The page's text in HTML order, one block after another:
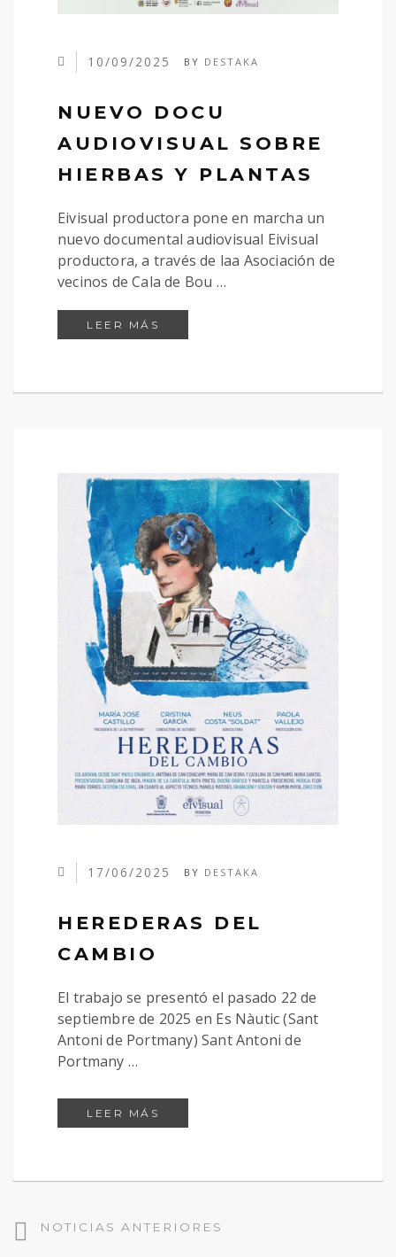
10/09/2025 BY DESTAKA
NUEVO DOCU
AUDIOVISUAL SOBRE
HIERBAS Y PLANTAS
Eivisual productora pone en marcha un
nuevo documental audiovisual Eivisual
productora, a través de laa Asociación de
vecinos de Cala de Bou …
LEER MÁS
17/06/2025 BY DESTAKA
HEREDERAS DEL
CAMBIO
El trabajo se presentó el pasado 22 de
septiembre de 2025 en Es Nàutic (Sant
Antoni de Portmany) Sant Antoni de
Portmany …
LEER MÁS
Navegacion por noticias
NOTICIAS ANTERIORES